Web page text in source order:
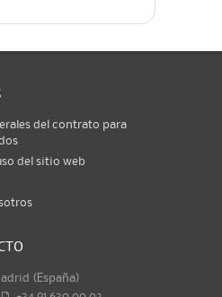
del contrato para
del sitio web
(España)